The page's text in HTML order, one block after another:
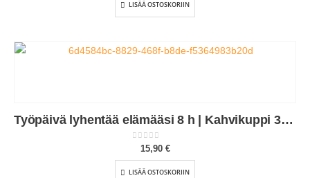
LISÄÄ OSTOSKORIIN
Työpäivä lyhentää elämääsi 8 h | Kahvikuppi 330ml (0042)
out of 5
15,90 €
LISÄÄ OSTOSKORIIN